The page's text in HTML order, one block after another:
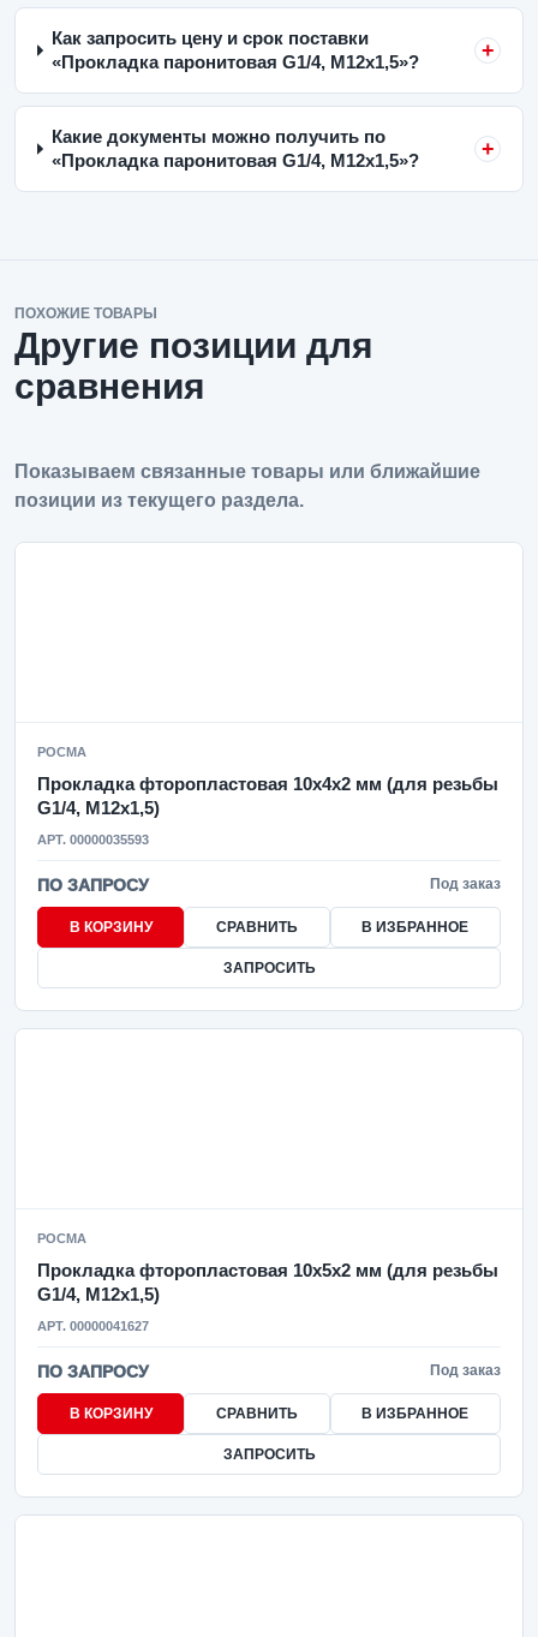
Как запросить цену и срок поставки
«Прокладка паронитовая G1/4, M12x1,5»?
Какие документы можно получить по
«Прокладка паронитовая G1/4, M12x1,5»?
ПОХОЖИЕ ТОВАРЫ
Другие позиции для
сравнения
Показываем связанные товары или ближайшие
позиции из текущего раздела.
РОСМА
Прокладка фторопластовая 10х4х2 мм (для резьбы
G1/4, М12х1,5)
АРТ. 00000035593
ПО ЗАПРОСУ Под заказ
В КОРЗИНУ СРАВНИТЬ В ИЗБРАННОЕ
ЗАПРОСИТЬ
РОСМА
Прокладка фторопластовая 10х5х2 мм (для резьбы
G1/4, М12х1,5)
АРТ. 00000041627
ПО ЗАПРОСУ Под заказ
В КОРЗИНУ СРАВНИТЬ В ИЗБРАННОЕ
ЗАПРОСИТЬ